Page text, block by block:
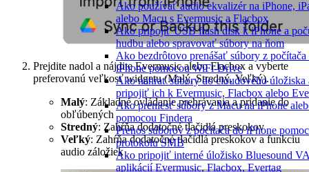
Ako používať audio ekvalizér na iPhone,
alebo Macu s Evermusic a Flacbox
Ako pripojiť USB flash disk k iPhone a
hudbu alebo spravovať súbory na ňom
Ako bezdrôtovo prenášať súbory z počítača
iPhone pomocou WiFi-Drive
Ako nahrať súbory do cloudového úložiska
pripojiť ich k Evermusic, Flacbox alebo
Ako preniesť súbory z Macu na iPhone
pomocou Findera
Prenos súborov z počítača do iPhone
protokolu SMB
Ako pripojiť interné úložisko Bluesound
aplikácií Evermusic, Flacbox, Evertag
Prejdite nadol a nájdite Evermusic alebo Flacbox a vyberte
preferovanú veľkosť widgetu (Malý, Stredný, Veľký).
Malý: Základné ovládanie prehrávania a pridanie do
obľúbených
Stredný: Zahŕňa dodatočné tlačidlá preskokov
Veľký: Zahŕňa dodatočné tlačidlá preskokov a funkciu
audio záložiek